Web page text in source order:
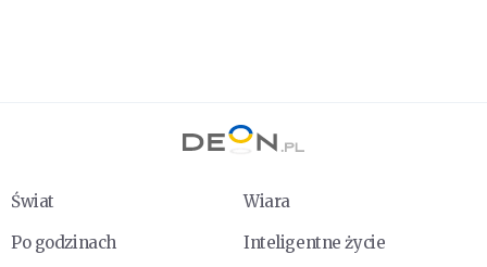
Świat
Wiara
Po godzinach
Inteligentne życie